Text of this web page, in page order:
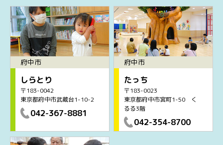
府中市
しらとり
〒183-0042
東京都府中市武蔵台1-10-2
042-367-8881
府中市
たっち
〒183-0023
東京都府中市宮町1-50 く
るる3階
042-354-8700